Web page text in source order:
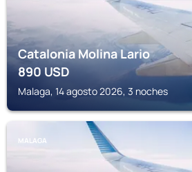
Catalonia Molina Lario
890USD
Malaga, 14 agosto 2026, 3 noches
MALAGA